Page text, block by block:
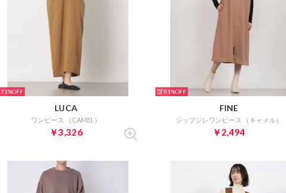
71%
LUCA
ワンピース （CAMEL）
￥3,326
81%
FINE
ジップジレワンピース （キャメル）
￥2,494